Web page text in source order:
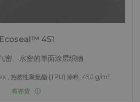
Ecoseal™ 451
密、水密的单面涂层织物
, 热塑性聚氨酯 (TPU) 涂料, 450 g/m²
有存货